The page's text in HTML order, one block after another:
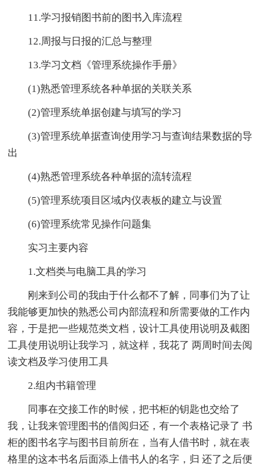
11.学习报销图书前的图书入库流程
12.周报与日报的汇总与整理
13.学习文档《管理系统操作手册》
(1)熟悉管理系统各种单据的关联关系
(2)管理系统单据创建与填写的学习
(3)管理系统单据查询使用学习与查询结果数据的导
出
(4)熟悉管理系统各种单据的流转流程
(5)管理系统项目区域内仪表板的建立与设置
(6)管理系统常见操作问题集
实习主要内容
1.文档类与电脑工具的学习
刚来到公司的我由于什么都不了解，同事们为了让
我能够更加快的熟悉公司内部流程和所需要做的工作内
容，于是把一些规范类文档，设计工具使用说明及截图
工具使用说明让我学习，就这样，我花了 两周时间去阅
读文档及学习使用工具
2.组内书籍管理
同事在交接工作的时候，把书柜的钥匙也交给了
我，让我来管理图书的借阅归还，有一个表格记录了 书
柜的图书名字与图书目前所在，当有人借书时，就在表
格里的这本书名后面添上借书人的名字，归 还了之后便